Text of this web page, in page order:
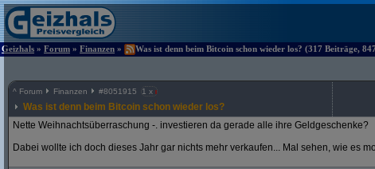
Geizhals » Forum » Finanzen » Was ist denn beim Bitcoin schon wieder los? (317 Beiträge,
^ Forum Finanzen #8051915 1 x
Was ist denn beim Bitcoin schon wieder los?
Nette Weihnachtsüberraschung -. investieren da gerade alle ihre Geldgeschenke?
Dabei wollte ich doch dieses Jahr gar nichts mehr verkaufen... Mal sehen, wie es